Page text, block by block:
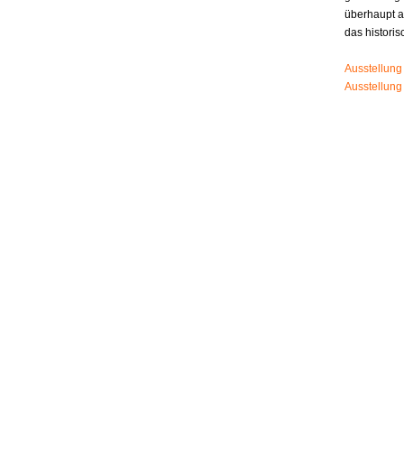
überhaupt
das